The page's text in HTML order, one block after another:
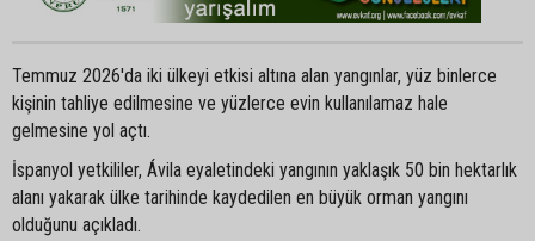
Temmuz 2026'da iki ülkeyi etkisi altına alan yangınlar, yüz binlerce
kişinin tahliye edilmesine ve yüzlerce evin kullanılamaz hale
gelmesine yol açtı.
İspanyol yetkililer, Ávila eyaletindeki yangının yaklaşık 50 bin hektarlık
alanı yakarak ülke tarihinde kaydedilen en büyük orman yangını
olduğunu açıkladı.